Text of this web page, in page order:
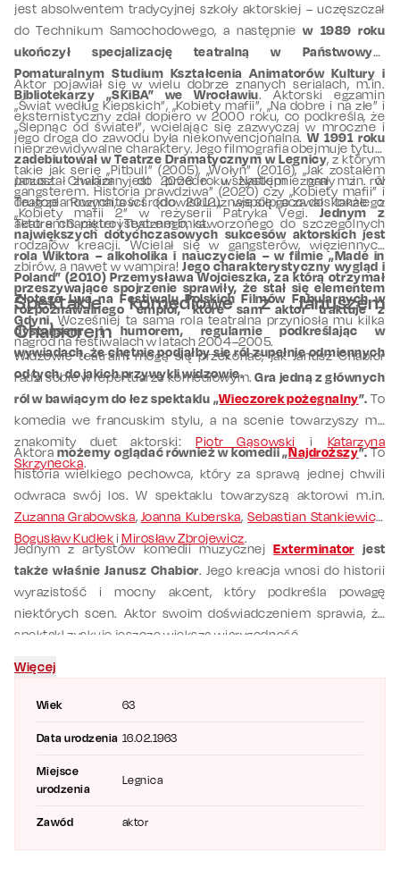
Wiek 63
Data urodzenia 16.02.1963
Miejsce
urodzenia
Legnica
Zawód aktor
jest absolwentem tradycyjnej szkoły aktorskiej – uczęszczał
do Technikum Samochodowego, a następniew 1989 roku
ukończył specjalizację teatralną w Państwowym
Pomaturalnym Studium Kształcenia Animatorów Kultury i
Bibliotekarzy „SKiBA” we Wrocławiu. Aktorski egzamin
eksternistyczny zdał dopiero w 2000 roku, co podkreśla, że
jego droga do zawodu była niekonwencjonalna.W 1991 roku
zadebiutował w Teatrze Dramatycznym w Legnicy, z którym
pozostał związany do 2006 roku. Następnie grał m.in. w
Teatrze Rozmaitości (do 2012), współpracował także z
Teatrem 6. piętro i Teatrem Imka.
Aktor pojawiał się w wielu dobrze znanych serialach, m.in.
„Świat według Kiepskich”, „Kobiety mafii”, „Na dobre i na złe” i
„Ślepnąc od świateł”, wcielając się zazwyczaj w mroczne i
nieprzewidywalne charaktery. Jego filmografia obejmuje tytuły
takie jak serię „Pitbull” (2005), „Wołyń” (2016), „Jak zostałem
gangsterem. Historia prawdziwa” (2020) czy „Kobiety mafii” i
„Kobiety mafii 2” w reżyserii Patryka Vegi. Jednym z
największych dotychczasowych sukcesów aktorskich jest
rola Wiktora – alkoholika i nauczyciela – w filmie „Made in
Poland” (2010) Przemysława Wojcieszka, za którą otrzymał
Złotego Lwa na Festiwalu Polskich Filmów Fabularnych w
Gdyni. Wcześniej ta sama rola teatralna przyniosła mu kilka
nagród na festiwalach w latach 2004–2005.
Janusz Chabior jest przede wszystkim znany z ról
drugoplanowych, a w środowisku uznaje się go za doskonałego
aktora charakterystycznego, stworzonego do szczególnych
rodzajów kreacji. Wcielał się w gangsterów, więziennych
zbirów, a nawet w wampira!Jego charakterystyczny wygląd i
przeszywające spojrzenie sprawiły, że stał się elementem
rozpoznawalnego emploi, które sam aktor traktuje z
dystansem i humorem, regularnie podkreślając w
wywiadach, że chętnie podjąłby się ról zupełnie odmiennych
od tych, do jakich przywykli widzowie.
Spektakle komediowe z Januszem
Chabiorem
Widzowie teatralni mogą się przekonać, jak Janusz Chabior
radzi sobie w repertuarze komediowym.Gra jedną z głównych
ról w bawiącym do łez spektaklu „Wieczorek pożegnalny”.To
komedia we francuskim stylu, a na scenie towarzyszy mu
znakomity duet aktorski: Piotr Gąsowski i Katarzyna
Skrzynecka.
Aktora możemy oglądać również w komedii „Najdroższy”.To
historia wielkiego pechowca, który za sprawą jednej chwili
odwraca swój los. W spektaklu towarzyszą aktorowi m.in.
Zuzanna Grabowska, Joanna Kuberska,Sebastian Stankiewicz
Bogusław KudłekiMirosław Zbrojewicz.
Jednym z artystów komedii muzycznejExterminator jest
także właśnie Janusz Chabior. Jego kreacja wnosi do historii
wyrazistość i mocny akcent, który podkreśla powagę
niektórych scen. Aktor swoim doświadczeniem sprawia, że
spektakl zyskuje jeszcze większą wiarygodność.
Więcej